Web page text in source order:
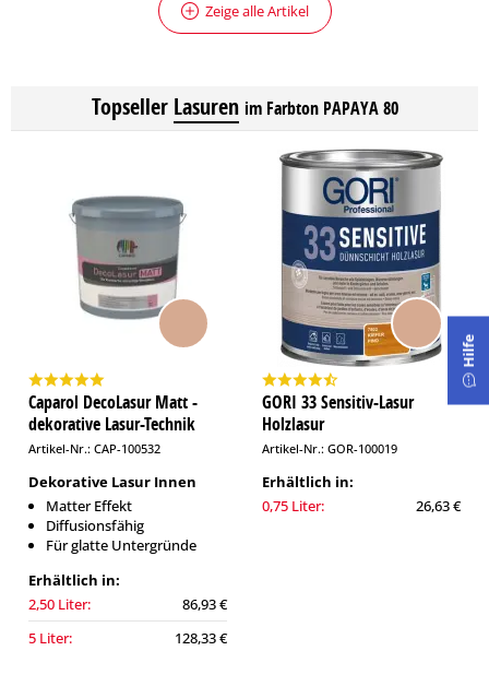
Zeige alle Artikel
Topseller Lasuren im Farbton PAPAYA 80
Caparol DecoLasur Matt -
dekorative Lasur-Technik
Artikel-Nr.: CAP-100532
Dekorative Lasur Innen
Matter Effekt
Diffusionsfähig
Für glatte Untergründe
Erhältlich in:
2,50 Liter:
86,93 €
5 Liter:
128,33 €
GORI 33 Sensitiv-Lasur
Holzlasur
Artikel-Nr.: GOR-100019
Erhältlich in:
0,75 Liter:
26,63 €
Hilfe